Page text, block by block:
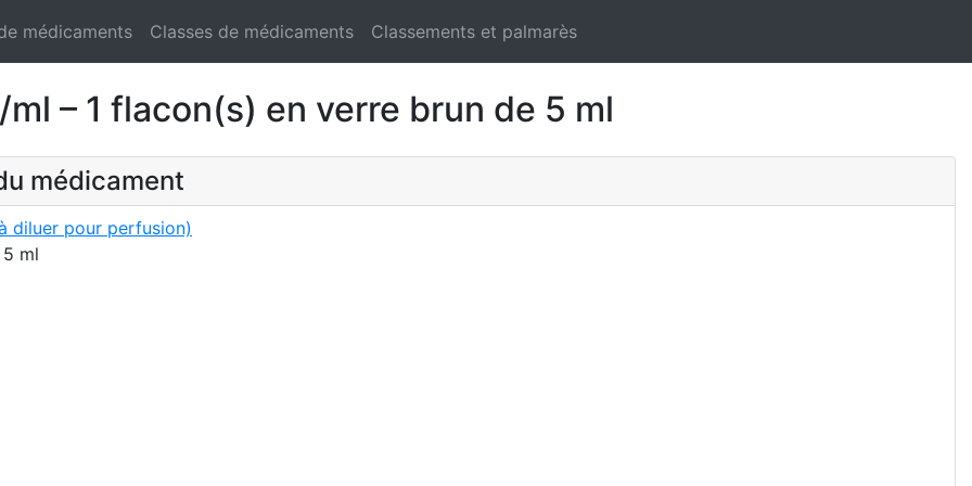
médicaments Classes de médicaments Classements et palmarès
– 1 flacon(s) en verre brun de 5 ml
médicament
diluer pour perfusion)
ml